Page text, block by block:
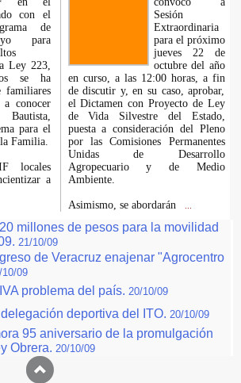
con el
de
para
Ley 223,
se ha
familiares
conocer
para el
Familia.
locales
a
Sesión
Extraordinaria
para el próximo
jueves 22 de
octubre del año
en curso, a las 12:00 horas, a fin
de discutir y, en su caso, aprobar,
el Dictamen con Proyecto de Ley
de Vida Silvestre del Estado,
puesta a consideración del Pleno
por las Comisiones Permanentes
Unidas de Desarrollo
Agropecuario y de Medio
Ambiente.
Asimismo, se abordarán
millones de pesos para la movilidad
21/10/09
de Veracruz enajenar "Agrocentro
10/09
problema del país. 20/10/09
deportiva del ITO. 20/10/09
95 aniversario de la promulgación
Obrera. 20/10/09